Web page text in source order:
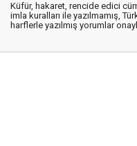
Küfür, hakaret, rencide edici
imla kuralları ile yazılmamış,
harflerle yazılmış yorumlar